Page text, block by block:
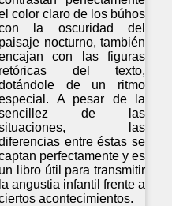
color claro de los búhos
la oscuridad del
paisaje nocturno, también
con las figuras
retóricas del texto,
de un ritmo
A pesar de la
de las
las
entre éstas se
perfectamente y es
un libro útil para transmitir
la angustia infantil frente a
acontecimientos.